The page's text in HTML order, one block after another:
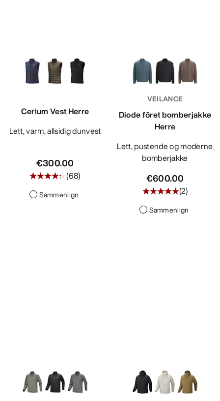
Cerium Vest Herre
Lett, varm, allsidig dunvest
€300.00
(68)
Sammenlign
VEILANCE
Diode fôret bomberjakke
Herre
Lett, pustende og moderne
bomberjakke
€600.00
(2)
Sammenlign